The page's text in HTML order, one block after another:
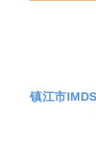
镇江市